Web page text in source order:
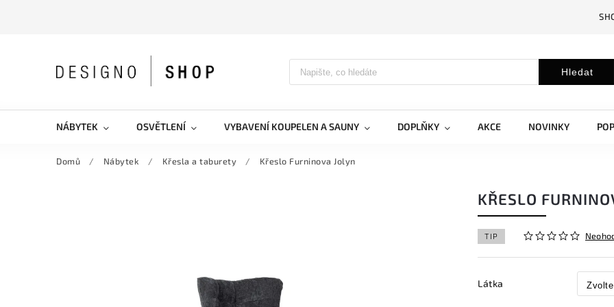
Hledat
NÁBYTEK OSVĚTLENÍ VYBAVENÍ KOUPELEN A SAUNY DOPLŇKY AKCE NOVINKY
Domů / Nábytek / Křesla a taburety / Křeslo Furninova Jolyn
KŘESLO
TIP
Látka